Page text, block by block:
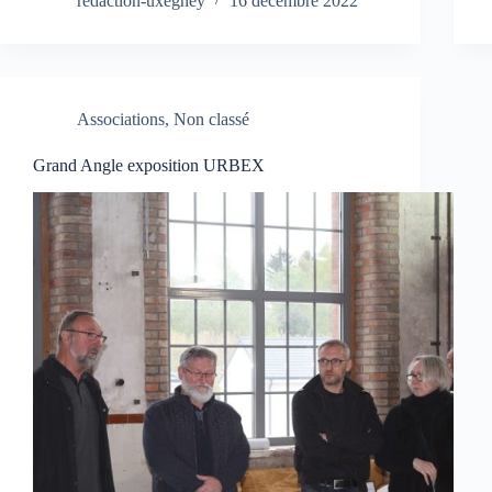
Associations, Non classé
Grand Angle exposition URBEX